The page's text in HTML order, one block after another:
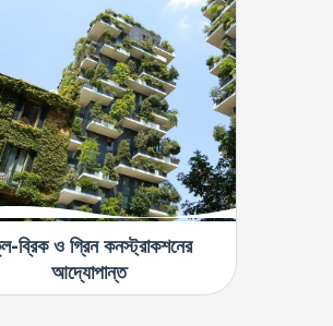
ব্রিক ও গ্রিন কনস্ট্রাকশনের
আদ্যোপান্ত